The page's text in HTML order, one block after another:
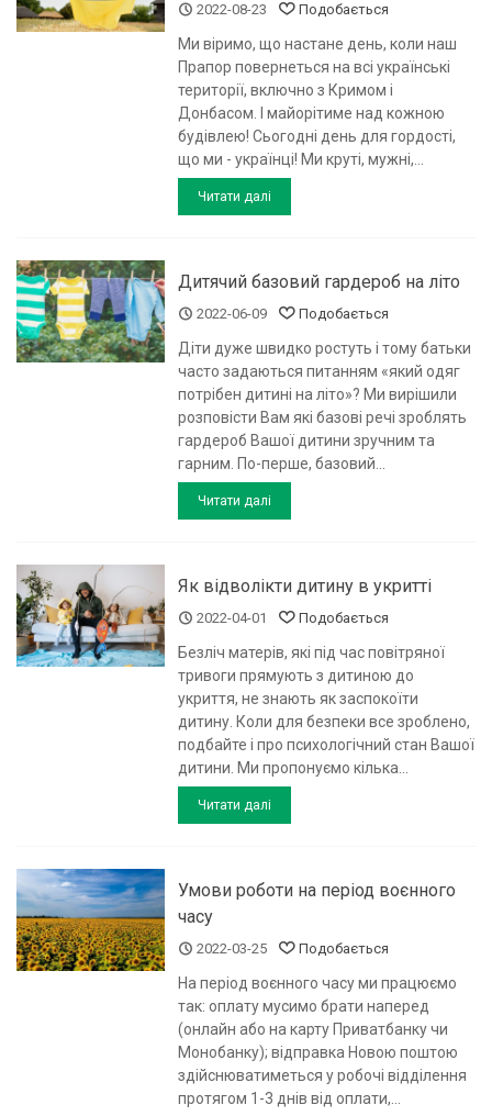
2022-08-23 Подобається
Ми віримо, що настане день, коли наш
Прапор повернеться на всі українські
території, включно з Кримом і
Донбасом. І майорітиме над кожною
будівлею! Сьогодні день для гордості,
що ми - українці! Ми круті, мужні,...
Читати далі
Дитячий базовий гардероб на літо
2022-06-09 Подобається
Діти дуже швидко ростуть і тому батьки
часто задаються питанням «який одяг
потрібен дитині на літо»? Ми вирішили
розповісти Вам які базові речі зроблять
гардероб Вашої дитини зручним та
гарним. По-перше, базовий...
Читати далі
Як відволікти дитину в укритті
2022-04-01 Подобається
Безліч матерів, які під час повітряної
тривоги прямують з дитиною до
укриття, не знають як заспокоїти
дитину. Коли для безпеки все зроблено,
подбайте і про психологічний стан Вашої
дитини. Ми пропонуємо кілька...
Читати далі
Умови роботи на період воєнного
часу
2022-03-25 Подобається
На період воєнного часу ми працюємо
так: оплату мусимо брати наперед
(онлайн або на карту Приватбанку чи
Монобанку); відправка Новою поштою
здійснюватиметься у робочі відділення
протягом 1-3 днів від оплати,...